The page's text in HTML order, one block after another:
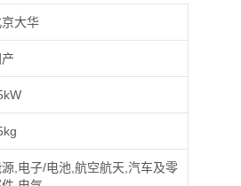
京大华
源,电子/电池,航空航天,汽车及零